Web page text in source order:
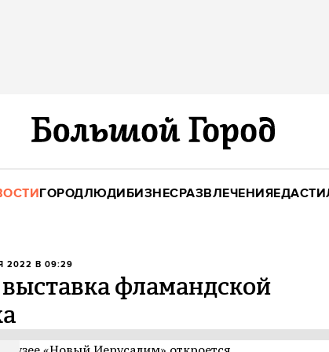
ГОРОДЛЮДИБИЗНЕСРАЗВЛЕЧЕНИЯЕДА
2022 В 09:29
фламандской